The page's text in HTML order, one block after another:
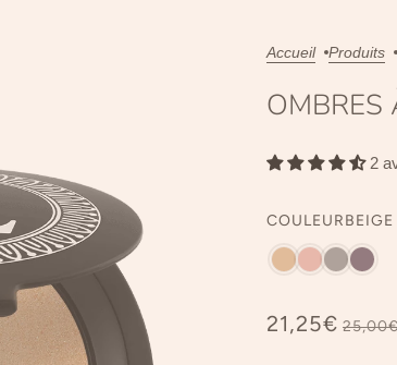
Accueil Produits
OMBRES
2
COULEUR
21,25€